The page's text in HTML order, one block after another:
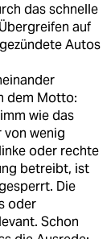
das schnelle
auf
Autos
dem Motto:
wie das
von wenig
oder rechte
betreibt, ist
Die
oder
Schon